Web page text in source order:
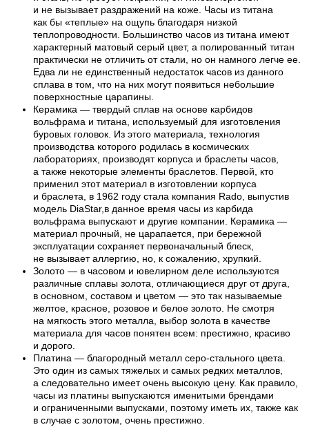
и не вызывает раздражений на коже. Часы из титана
как бы «теплые» на ощупь благодаря низкой
теплопроводности. Большинство часов из титана имеют
характерный матовый серый цвет, а полированный титан
практически не отличить от стали, но он намного легче ее.
Едва ли не единственный недостаток часов из данного
сплава в том, что на них могут появиться небольшие
поверхностные царапины.
Керамика — твердый сплав на основе карбидов
вольфрама и титана, используемый для изготовления
буровых головок. Из этого материала, технология
производства которого родилась в космических
лабораториях, производят корпуса и браслеты часов,
а также некоторые элементы браслетов. Первой, кто
применил этот материал в изготовлении корпуса
и браслета, в 1962 году стала компания Rado, выпустив
модель DiaStar,в данное время часы из карбида
вольфрама выпускают и другие компании. Керамика —
материал прочный, не царапается, при бережной
эксплуатации сохраняет первоначальный блеск,
не вызывает аллергию, но, к сожалению, хрупкий.
Золото — в часовом и ювелирном деле используются
различные сплавы золота, отличающиеся друг от друга,
в основном, составом и цветом — это так называемые
желтое, красное, розовое и белое золото. Не смотря
на мягкость этого металла, выбор золота в качестве
материала для часов понятен всем: престижно, красиво
и дорого.
Платина — благородный металл серо-стального цвета.
Это один из самых тяжелых и самых редких металлов,
а следовательно имеет очень высокую цену. Как правило,
часы из платины выпускаются именитыми брендами
и ограниченными выпусками, поэтому иметь их, также как
в случае с золотом, очень престижно.